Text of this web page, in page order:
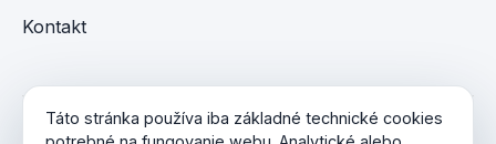
Kontakt
© 2026 Paterson Group s.r.o. R.S.P. Všetky práva
Táto stránka používa iba základné technické cookies